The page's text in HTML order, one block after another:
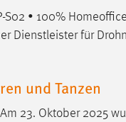
S02 • 100%
Dienstleister für
und Tanzen
23. Oktober 2025